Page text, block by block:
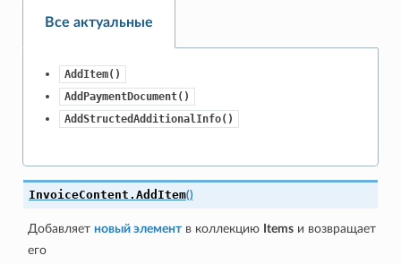
Все актуальные
AddItem()
AddPaymentDocument()
AddStructedAdditionalInfo()
InvoiceContent. AddItem()
Добавляет новый элементв коллекцию Itemsи возвращает
его